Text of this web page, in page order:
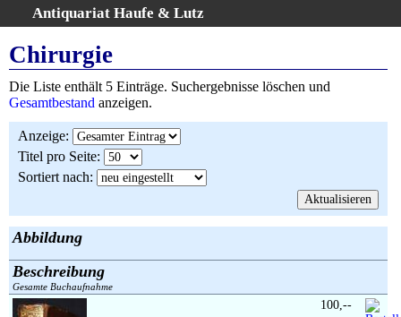
Antiquariat Haufe & Lutz
Home
Gesamtbestand
Kategorien
Schlagwörter
Suchergebnisse
AGB
Widerruf
Über uns
Aktuelle Kataloge
Chirurgie
Die Liste enthält 5 Einträge. Suchergebnisse löschen und
Gesamtbestand anzeigen.
Anzeige:
Titel pro Seite:
Sortiert nach:
Abbildung
Beschreibung
Gesamte Buchaufnahme
100,--